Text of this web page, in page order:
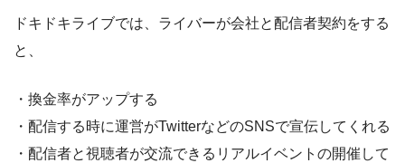
ドキドキライブでは、ライバーが会社と配信者契約をする
と、
・換金率がアップする
・配信する時に運営がTwitterなどのSNSで宣伝してくれる
・配信者と視聴者が交流できるリアルイベントの開催して